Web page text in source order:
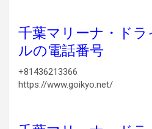
千葉マリーナ・ド
ルの電話番号
+81436213366
https://www.goikyo.net/